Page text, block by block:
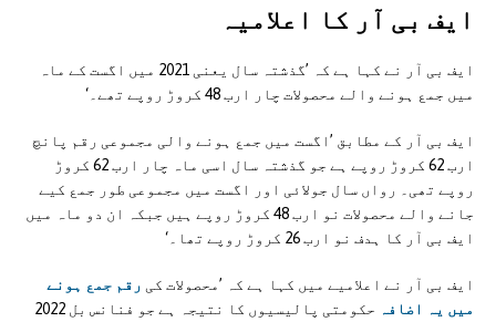
ایف بی آر کا اعلامیہ
ایف بی آر نے کہا ہے کہ ’گذشتہ سال یعنی 2021 میں اگست کے ماہ
میں جمع ہونے والے محصولات چار ارب 48 کروڑ روپے تھے۔‘
ایف بی آر کے مطابق ’اگست میں جمع ہونے والی مجموعی رقم پانچ
ارب 62 کروڑ روپے ہے جو گذشتہ سال اسی ماہ چار ارب 62 کروڑ
روپے تھی۔ رواں سال جولائی اور اگست میں مجموعی طور جمع کیے
جانے والے محصولات نو ارب 48 کروڑ روپے ہیں جبکہ ان دو ماہ میں
ایف بی آر کا ہدف نو ارب 26 کروڑ روپے تھا۔‘
ایف بی آر نے اعلامیے میں کہا ہے کہ ’محصولات کی رقم جمع ہونے
میں یہ اضافہ
حکومتی پالیسیوں کا نتیجہ ہے جو فنانس بل 2022